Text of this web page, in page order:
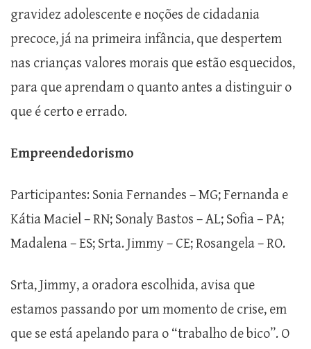
gravidez adolescente e noções de cidadania
precoce, já na primeira infância, que despertem
nas crianças valores morais que estão esquecidos,
para que aprendam o quanto antes a distinguir o
que é certo e errado.
Empreendedorismo
Participantes: Sonia Fernandes – MG; Fernanda e
Kátia Maciel – RN; Sonaly Bastos – AL; Sofia – PA;
Madalena – ES; Srta. Jimmy – CE; Rosangela – RO.
Srta, Jimmy, a oradora escolhida, avisa que
estamos passando por um momento de crise, em
que se está apelando para o “trabalho de bico”. O